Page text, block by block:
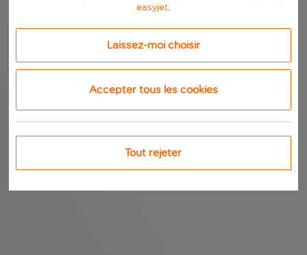
easyjet.
Laissez-moi choisir
Accepter tous les cookies
Tout rejeter